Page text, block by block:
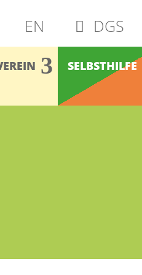
EN DGS
SELBSTHILFE